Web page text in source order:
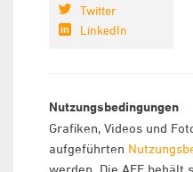
Twitter
LinkedIn
Nutzungsbedingungen
Grafiken, Videos und
aufgeführten
werden. Die AEE behält